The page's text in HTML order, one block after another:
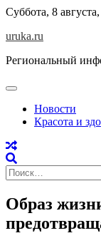
Skip
content
Суббота, 8
uruka.ru
Региональный
Новости
Красота и
Найти:
Образ